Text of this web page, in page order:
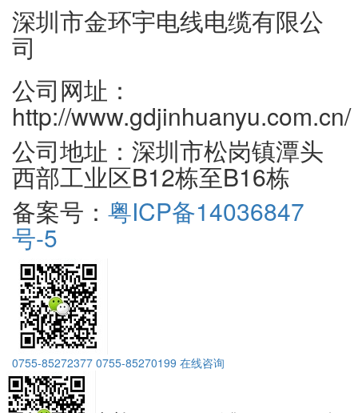
深圳市金环宇电线电缆有限公
司
公司网址：
http://www.gdjinhuanyu.com.cn/
公司地址：深圳市松岗镇潭头
西部工业区B12栋至B16栋
备案号： 粤ICP备14036847
号-5
0755-85272377 0755-85270199 在线咨询